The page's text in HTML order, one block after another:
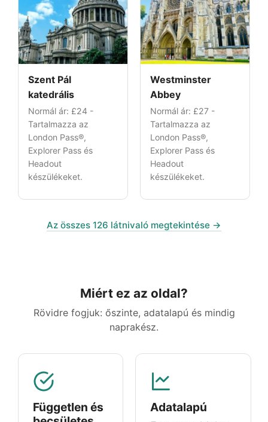
Szent Pál
katedrális
Normál ár: £24 -
Tartalmazza az
London Pass®,
Explorer Pass és
Headout
készülékeket.
Westminster
Abbey
Normál ár: £27 -
Tartalmazza az
London Pass®,
Explorer Pass és
Headout
készülékeket.
Az összes 126 látnivaló megtekintése →
Miért ez az oldal?
Rövidre fogjuk: őszinte, adatalapú és mindig
naprakész.
Független és
Adatalapú